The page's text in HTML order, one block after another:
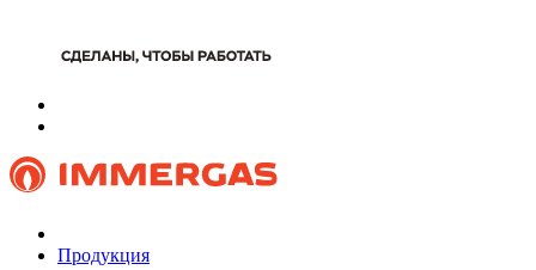
Продукция